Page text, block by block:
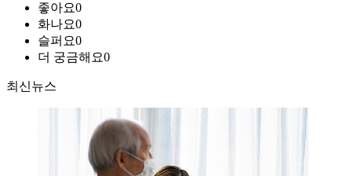
좋아요0
화나요0
슬퍼요0
더 궁금해요0
최신뉴스